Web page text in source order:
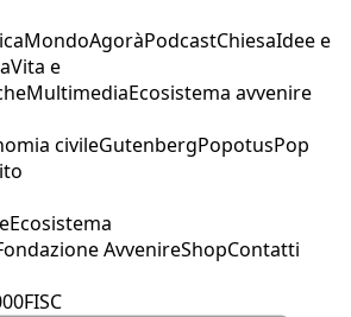
MondoAgoràPodcastChiesaIdee e
Vita e
MultimediaEcosistema avvenire
civileGutenbergPopotusPop
Ecosistema
AvvenireShopContatti
FISC